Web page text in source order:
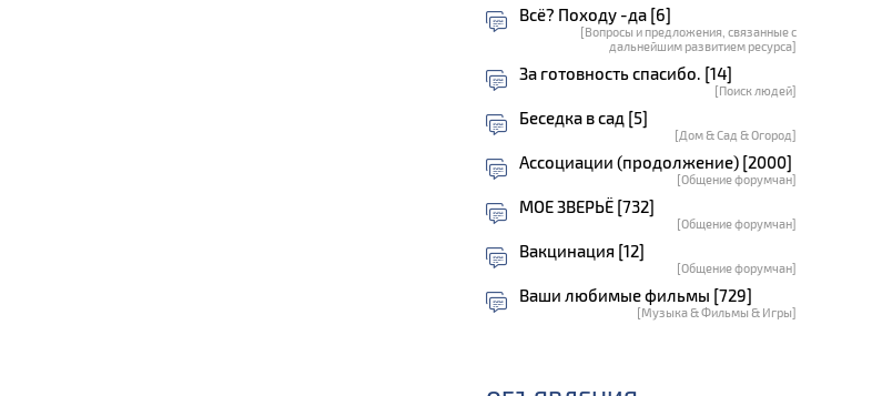
Всё? Походу -да [6]
[Вопросы и предложения, связанные с
дальнейшим развитием ресурса]
За готовность спасибо. [14]
[Поиск людей]
Беседка в сад [5]
[Дом & Сад & Огород]
Ассоциации (продолжение) [2000]
[Общение форумчан]
МОЕ ЗВЕРЬЁ [732]
[Общение форумчан]
Вакцинация [12]
[Общение форумчан]
Ваши любимые фильмы [729]
[Музыка & Фильмы & Игры]